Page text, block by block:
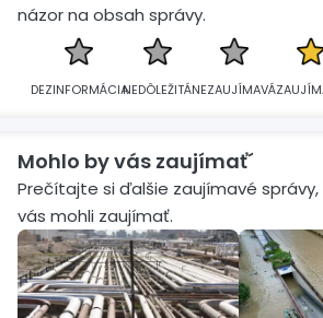
názor na obsah správy.
DEZINFORMÁCIANEDÔLEŽITÁNEZAUJÍMAVÁ
Mohlo by vás zaujímať´
Prečítajte si ďalšie zaujímavé
vás mohli zaujímať.